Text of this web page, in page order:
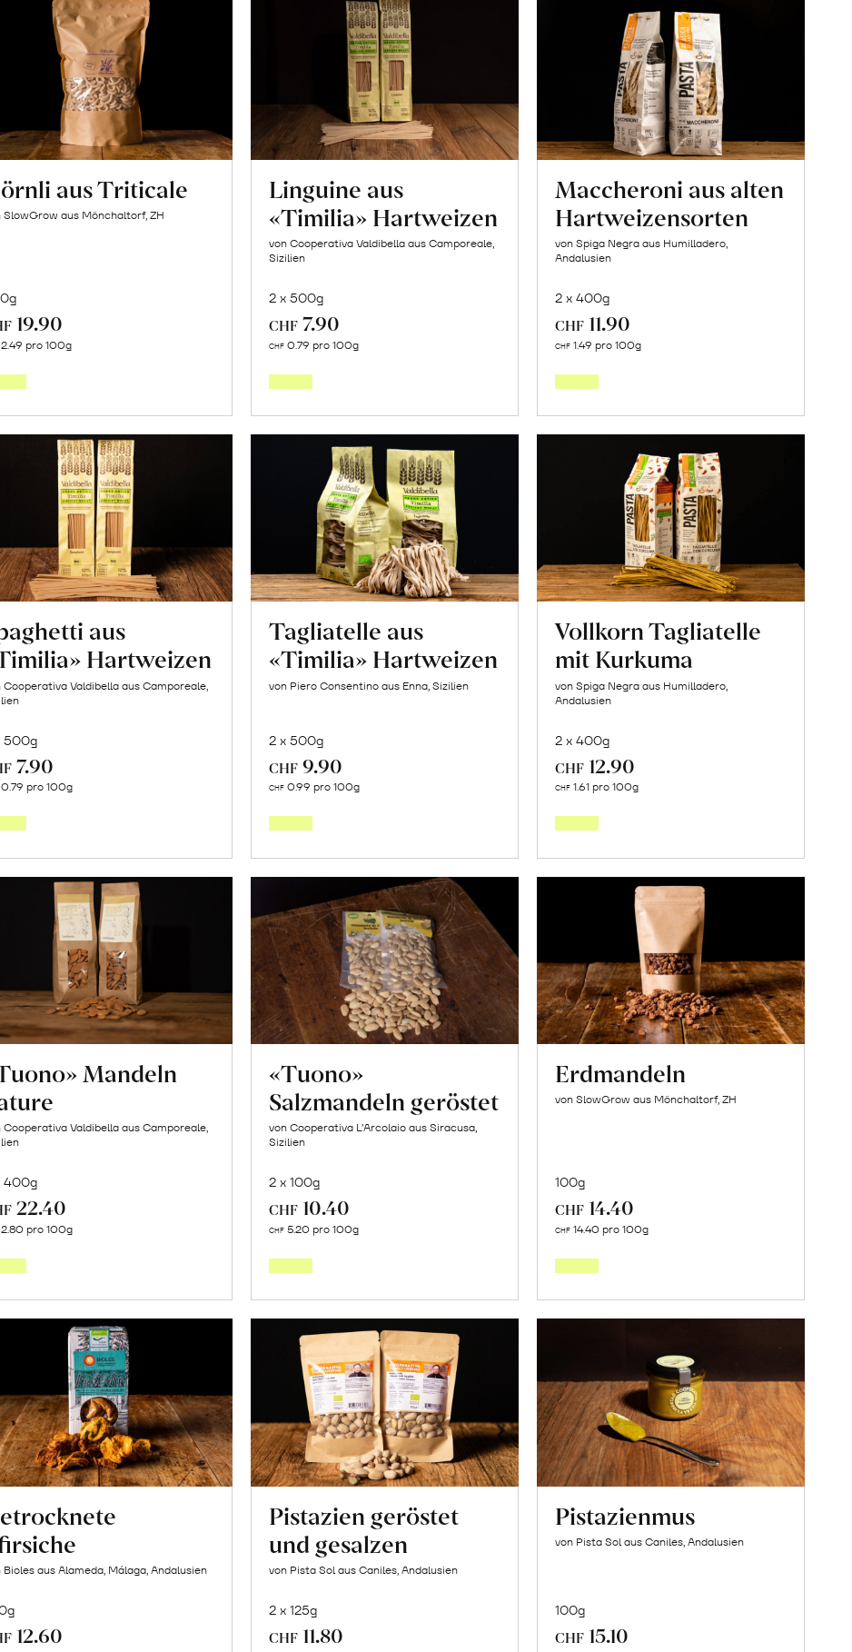
aus Triticale
SlowGrow aus Mönchaltorf, ZH
19.90
2.49 pro 100g
Linguine aus
«Timilia» Hartweizen
von Cooperativa Valdibella aus Camporeale,
Sizilien
2 x 500g
CHF 7.90
CHF 0.79 pro 100g
Maccheroni aus alten
Hartweizensorten
von Spiga Negra aus Humilladero,
Andalusien
2 x 400g
CHF 11.90
CHF 1.49 pro 100g
aus
Hartweizen
Cooperativa Valdibella aus Camporeale,
500g
7.90
0.79 pro 100g
Tagliatelle aus
«Timilia» Hartweizen
von Piero Consentino aus Enna, Sizilien
2 x 500g
CHF 9.90
CHF 0.99 pro 100g
Vollkorn Tagliatelle
mit Kurkuma
von Spiga Negra aus Humilladero,
Andalusien
2 x 400g
CHF 12.90
CHF 1.61 pro 100g
Mandeln
Cooperativa Valdibella aus Camporeale,
400g
22.40
2.80 pro 100g
«Tuono»
Salzmandeln geröstet
von Cooperativa L’Arcolaio aus Siracusa,
Sizilien
2 x 100g
CHF 10.40
CHF 5.20 pro 100g
Erdmandeln
von SlowGrow aus Mönchaltorf, ZH
100g
CHF 14.40
CHF 14.40 pro 100g
Bioles aus Alameda, Málaga, Andalusien
12.60
Pistazien geröstet
und gesalzen
von Pista Sol aus Caniles, Andalusien
2 x 125g
CHF 11.80
Pistazienmus
von Pista Sol aus Caniles, Andalusien
100g
CHF 15.10